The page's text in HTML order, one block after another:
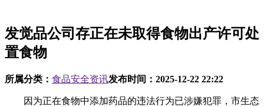
发觉品公司存正在未取得食物出产许可处
置食物
所属分类： 食品安全资讯发布时间： 2025-12-22 22:22
因为正在食物中添加药品的违法行为已涉嫌犯罪，市生态